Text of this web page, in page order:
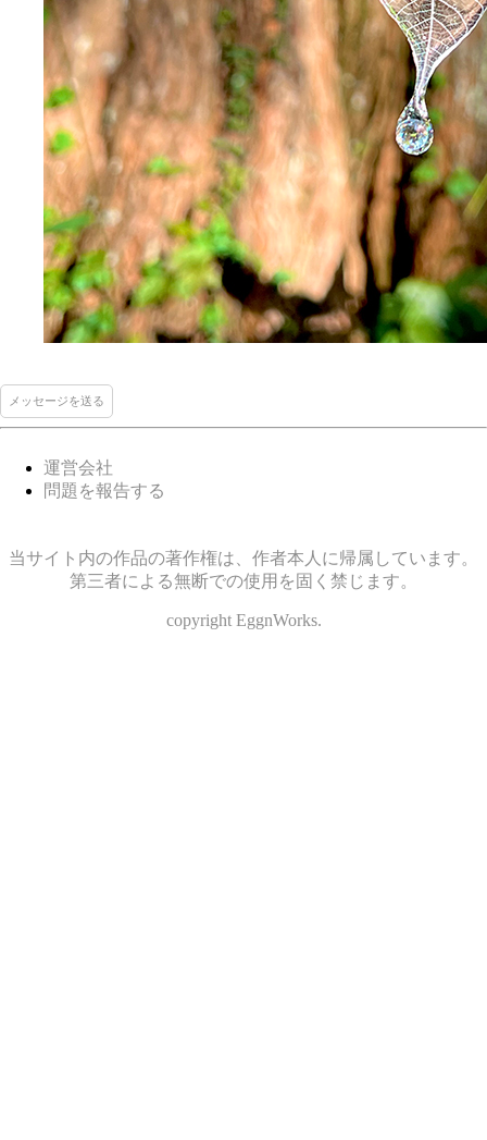
メッセージを送る
運営会社
問題を報告する
当サイト内の作品の著作権は、作者本人に帰属しています。
第三者による無断での使用を固く禁じます。
copyright EggnWorks.